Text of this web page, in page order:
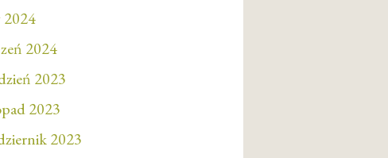
2024
2023
2023
2023